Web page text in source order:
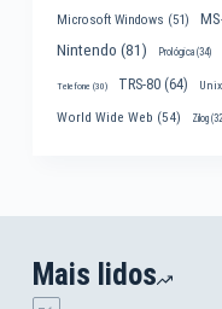
Microsoft Windows (51)
Nintendo (81) Prológica(34)
Telefone (30) TRS-80(64) Unix
World Wide Web (54) Zilog
Mais lidos